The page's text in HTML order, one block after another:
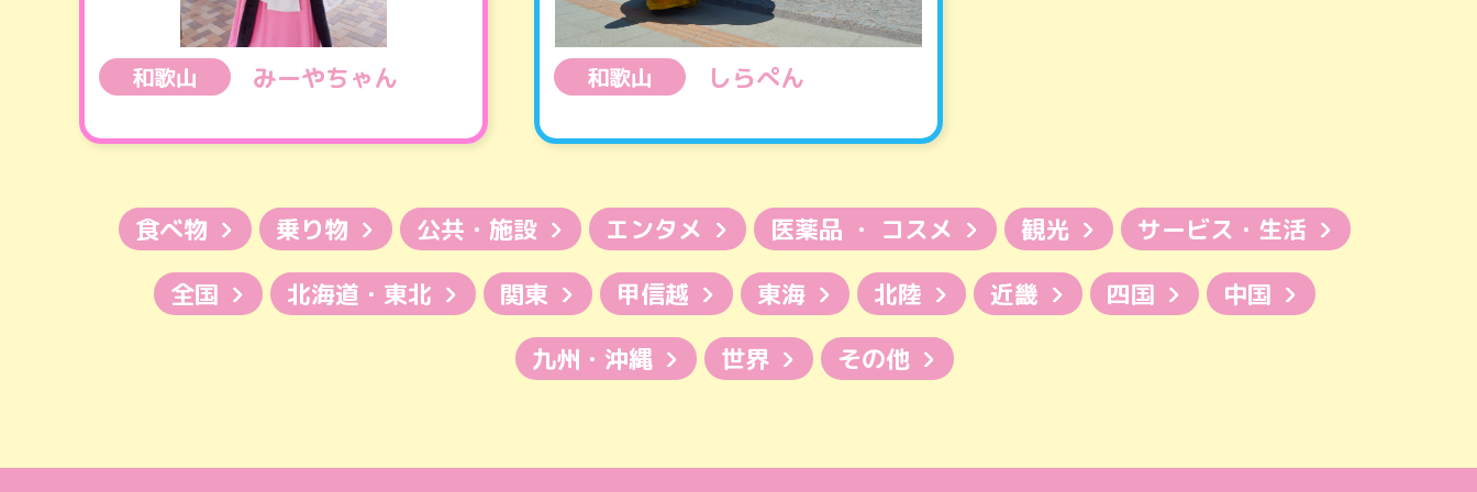
和歌山 みーやちゃん 和歌山 しらぺん
食べ物 乗り物 公共・施設 エンタメ 医薬品 ・ コスメ 観光
サービス・生活
全国
北海道・東北 関東 甲信越 東海 北陸 近畿 四国
中国
九州・沖縄
世界 その他